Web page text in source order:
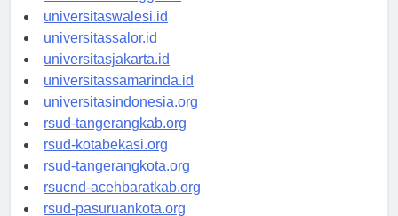
universitaswanggar.id
universitaswalesi.id
universitassalor.id
universitasjakarta.id
universitassamarinda.id
universitasindonesia.org
rsud-tangerangkab.org
rsud-kotabekasi.org
rsud-tangerangkota.org
rsucnd-acehbaratkab.org